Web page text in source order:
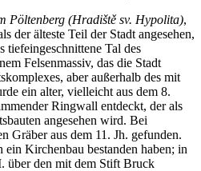
Pöltenberg (Hradiště sv. Hypolita),
der älteste Teil der Stadt angesehen,
tiefeingeschnittene Tal des
Felsenmassiv, das die Stadt
aber außerhalb des mit
ein alter, vielleicht aus dem 8.
Ringwall entdeckt, der als
angesehen wird. Bei
Gräber aus dem 11. Jh. gefunden.
Kirchenbau bestanden haben; in
über den mit dem Stift Bruck